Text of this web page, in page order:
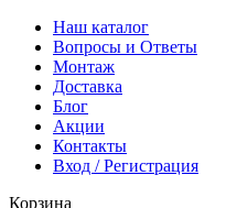
Наш каталог
Вопросы и Ответы
Монтаж
Доставка
Блог
Акции
Контакты
Вход / Регистрация
Корзина